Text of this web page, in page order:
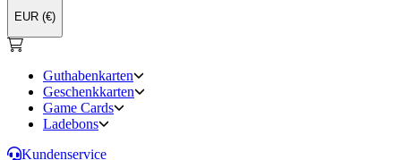
EUR (€)
Guthabenkarten
Geschenkkarten
Game Cards
Ladebons
Kundenservice